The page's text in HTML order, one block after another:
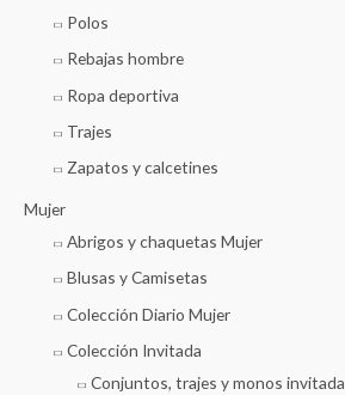
Polos
Rebajas hombre
Ropa deportiva
Trajes
Zapatos y calcetines
Mujer
Abrigos y chaquetas Mujer
Blusas y Camisetas
Colección Diario Mujer
Colección Invitada
Conjuntos, trajes y monos invitada